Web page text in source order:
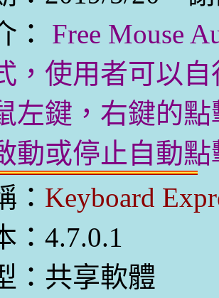
：
Free Mouse
，使用者可以
左鍵，右鍵的
動或停止自動點
： Keyboard
：4.7.0.1
：共享軟體